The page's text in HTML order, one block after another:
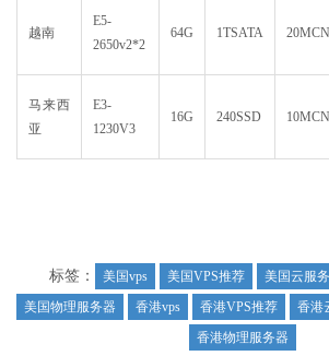
越南
E5-
2650v2*2
64G 1TSATA
马来西
亚
E3-
1230V3
16G 240SSD
标签： 美国vps 美国VPS推荐 美国云服
美国物理服务器
香港vps 香港VPS推荐 香港
香港物理服务器